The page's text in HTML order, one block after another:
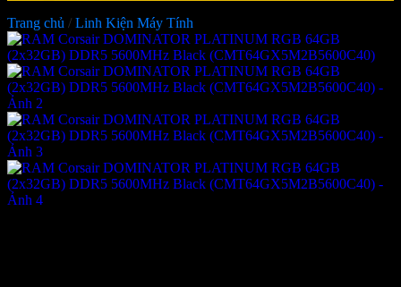
Trang chủ / Linh Kiện Máy Tính